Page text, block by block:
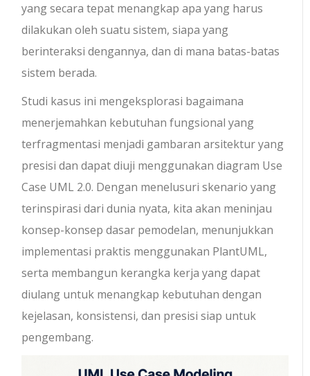
yang secara tepat menangkap apa yang harus
dilakukan oleh suatu sistem, siapa yang
berinteraksi dengannya, dan di mana batas-batas
sistem berada.
Studi kasus ini mengeksplorasi bagaimana
menerjemahkan kebutuhan fungsional yang
terfragmentasi menjadi gambaran arsitektur yang
presisi dan dapat diuji menggunakan diagram Use
Case UML 2.0. Dengan menelusuri skenario yang
terinspirasi dari dunia nyata, kita akan meninjau
konsep-konsep dasar pemodelan, menunjukkan
implementasi praktis menggunakan PlantUML,
serta membangun kerangka kerja yang dapat
diulang untuk menangkap kebutuhan dengan
kejelasan, konsistensi, dan presisi siap untuk
pengembang.